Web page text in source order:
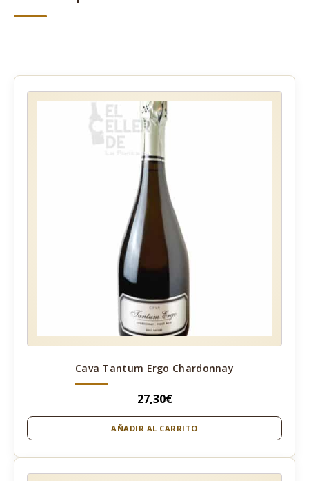
Cava Tantum Ergo Chardonnay
27,30€
AÑADIR AL CARRITO